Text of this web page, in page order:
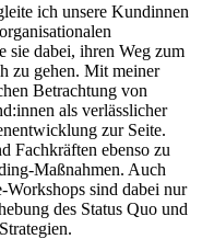
ich unsere Kundinnen
sie dabei, ihren Weg zum
zu gehen. Mit meiner
Betrachtung von
als verlässlicher
zur Seite.
Fachkräften ebenso zu
Maßnahmen. Auch
sind dabei nur
des Status Quo und